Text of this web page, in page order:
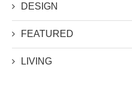
DESIGN
FEATURED
LIVING